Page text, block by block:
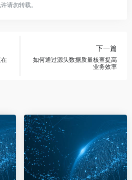
请勿转载。
下一篇
如何通过源头数据质量核查提高
业务效率